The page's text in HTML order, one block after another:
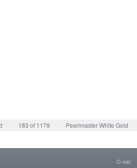
183 of 1179 Pearlmaster White Gold
О нас